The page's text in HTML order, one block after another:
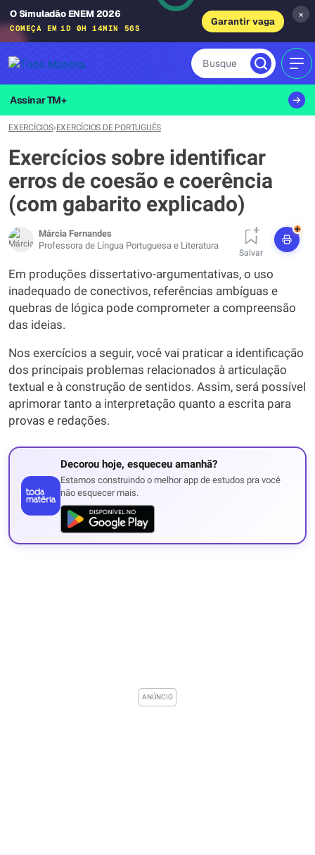
O Simuladão ENEM 2026
COMEÇA EM 1D 0H 14MIN 55S
Garantir vaga
×
Busque
Assinar TM+
EXERCÍCIOS›EXERCÍCIOS DE PORTUGUÊS
Exercícios sobre identificar
erros de coesão e coerência
(com gabarito explicado)
Márcia Fernandes
Professora de Língua Portuguesa e Literatura
Salvar
+
Em produções dissertativo-argumentativas, o uso
inadequado de conectivos, referências ambíguas e
quebras de lógica pode comprometer a compreensão
das ideias.
Nos exercícios a seguir, você vai praticar a identificação
dos principais problemas relacionados à articulação
textual e à construção de sentidos. Assim, será possível
aprimorar tanto a interpretação quanto a escrita para
provas e redações.
Decorou hoje, esqueceu amanhã?
Estamos construindo o melhor app de estudos pra você
não esquecer mais.